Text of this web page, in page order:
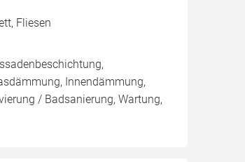
Fliesen
Innendämmung,
/ Badsanierung, Wartung,